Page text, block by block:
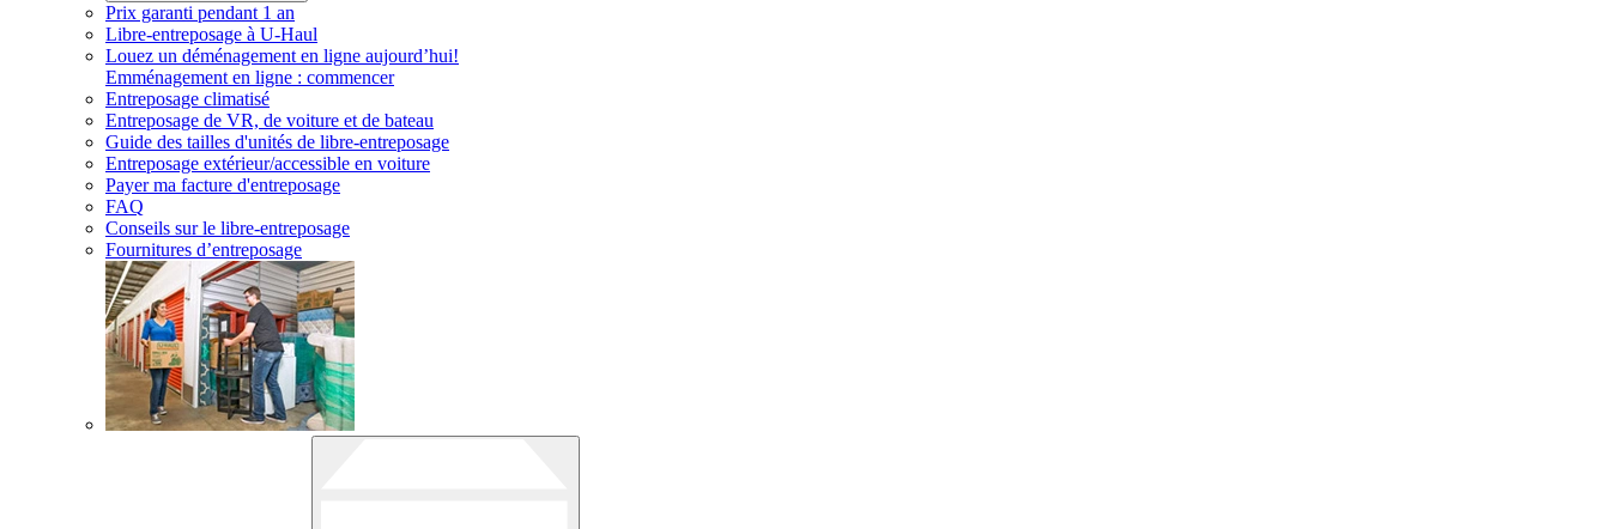
Prix garanti pendant 1 an
Libre-entreposage à U-Haul
Louez un déménagement en ligne aujourd’hui!
Emménagement en ligne : commencer
Entreposage climatisé
Entreposage de VR, de voiture et de bateau
Guide des tailles d'unités de libre-entreposage
Entreposage extérieur/accessible en voiture
Payer ma facture d'entreposage
FAQ
Conseils sur le libre-entreposage
Fournitures d’entreposage